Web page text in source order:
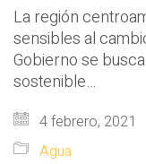
La región
sensibles al
Gobierno se
sostenible…
4 febrero, 2021
Agua